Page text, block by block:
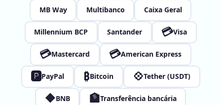
MB Way Multibanco Caixa Geral
Millennium BCP Santander 💳Visa
💳Mastercard 💳American Express
🅿PayPal ₿Bitcoin 💠Tether (USDT)
🔶BNB 🏦Transferência bancária